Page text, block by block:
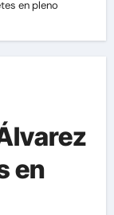
en pleno
en